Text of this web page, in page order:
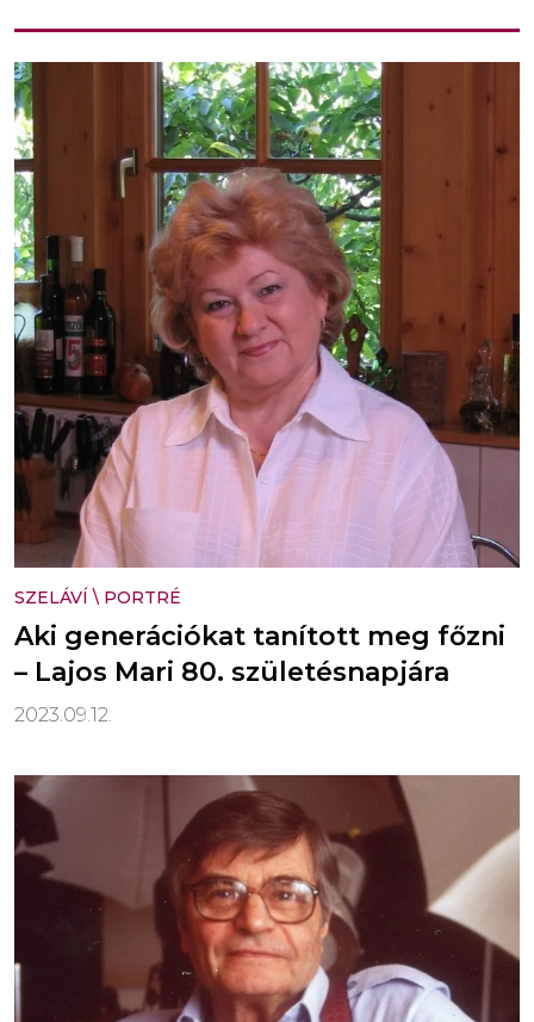
SZELÁVÍ \ PORTRÉ
Aki generációkat tanított meg főzni
– Lajos Mari 80. születésnapjára
2023.09.12.